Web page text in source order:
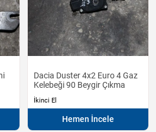
Dacia Duster 4x2 Euro 4 Gaz
Kelebeği 90 Beygir Çıkma
İkinci El
Hemen İncele